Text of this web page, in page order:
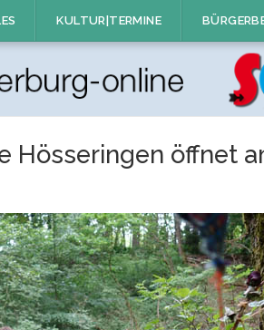
KULTUR|TERMINE
Hösseringen öffnet